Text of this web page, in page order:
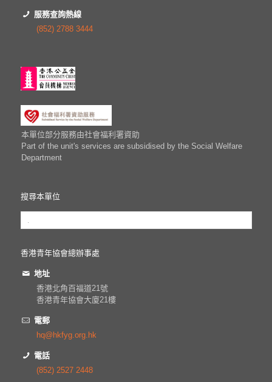
服務查詢熱線
(852) 2788 3444
本單位部分服務由社會福利署資助
Part of the unit's services are subsidised by the Social Welfare
Department
搜尋本單位
香港青年協會總辦事處
地址
香港北角百福道21號
香港青年協會大廈21樓
電郵
hq@hkfyg.org.hk
電話
(852) 2527 2448